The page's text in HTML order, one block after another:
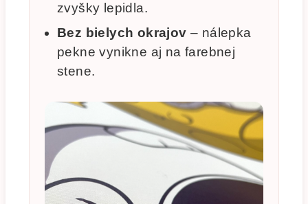
zvyšky lepidla.
Bez bielych okrajov – nálepka
pekne vynikne aj na farebnej
stene.